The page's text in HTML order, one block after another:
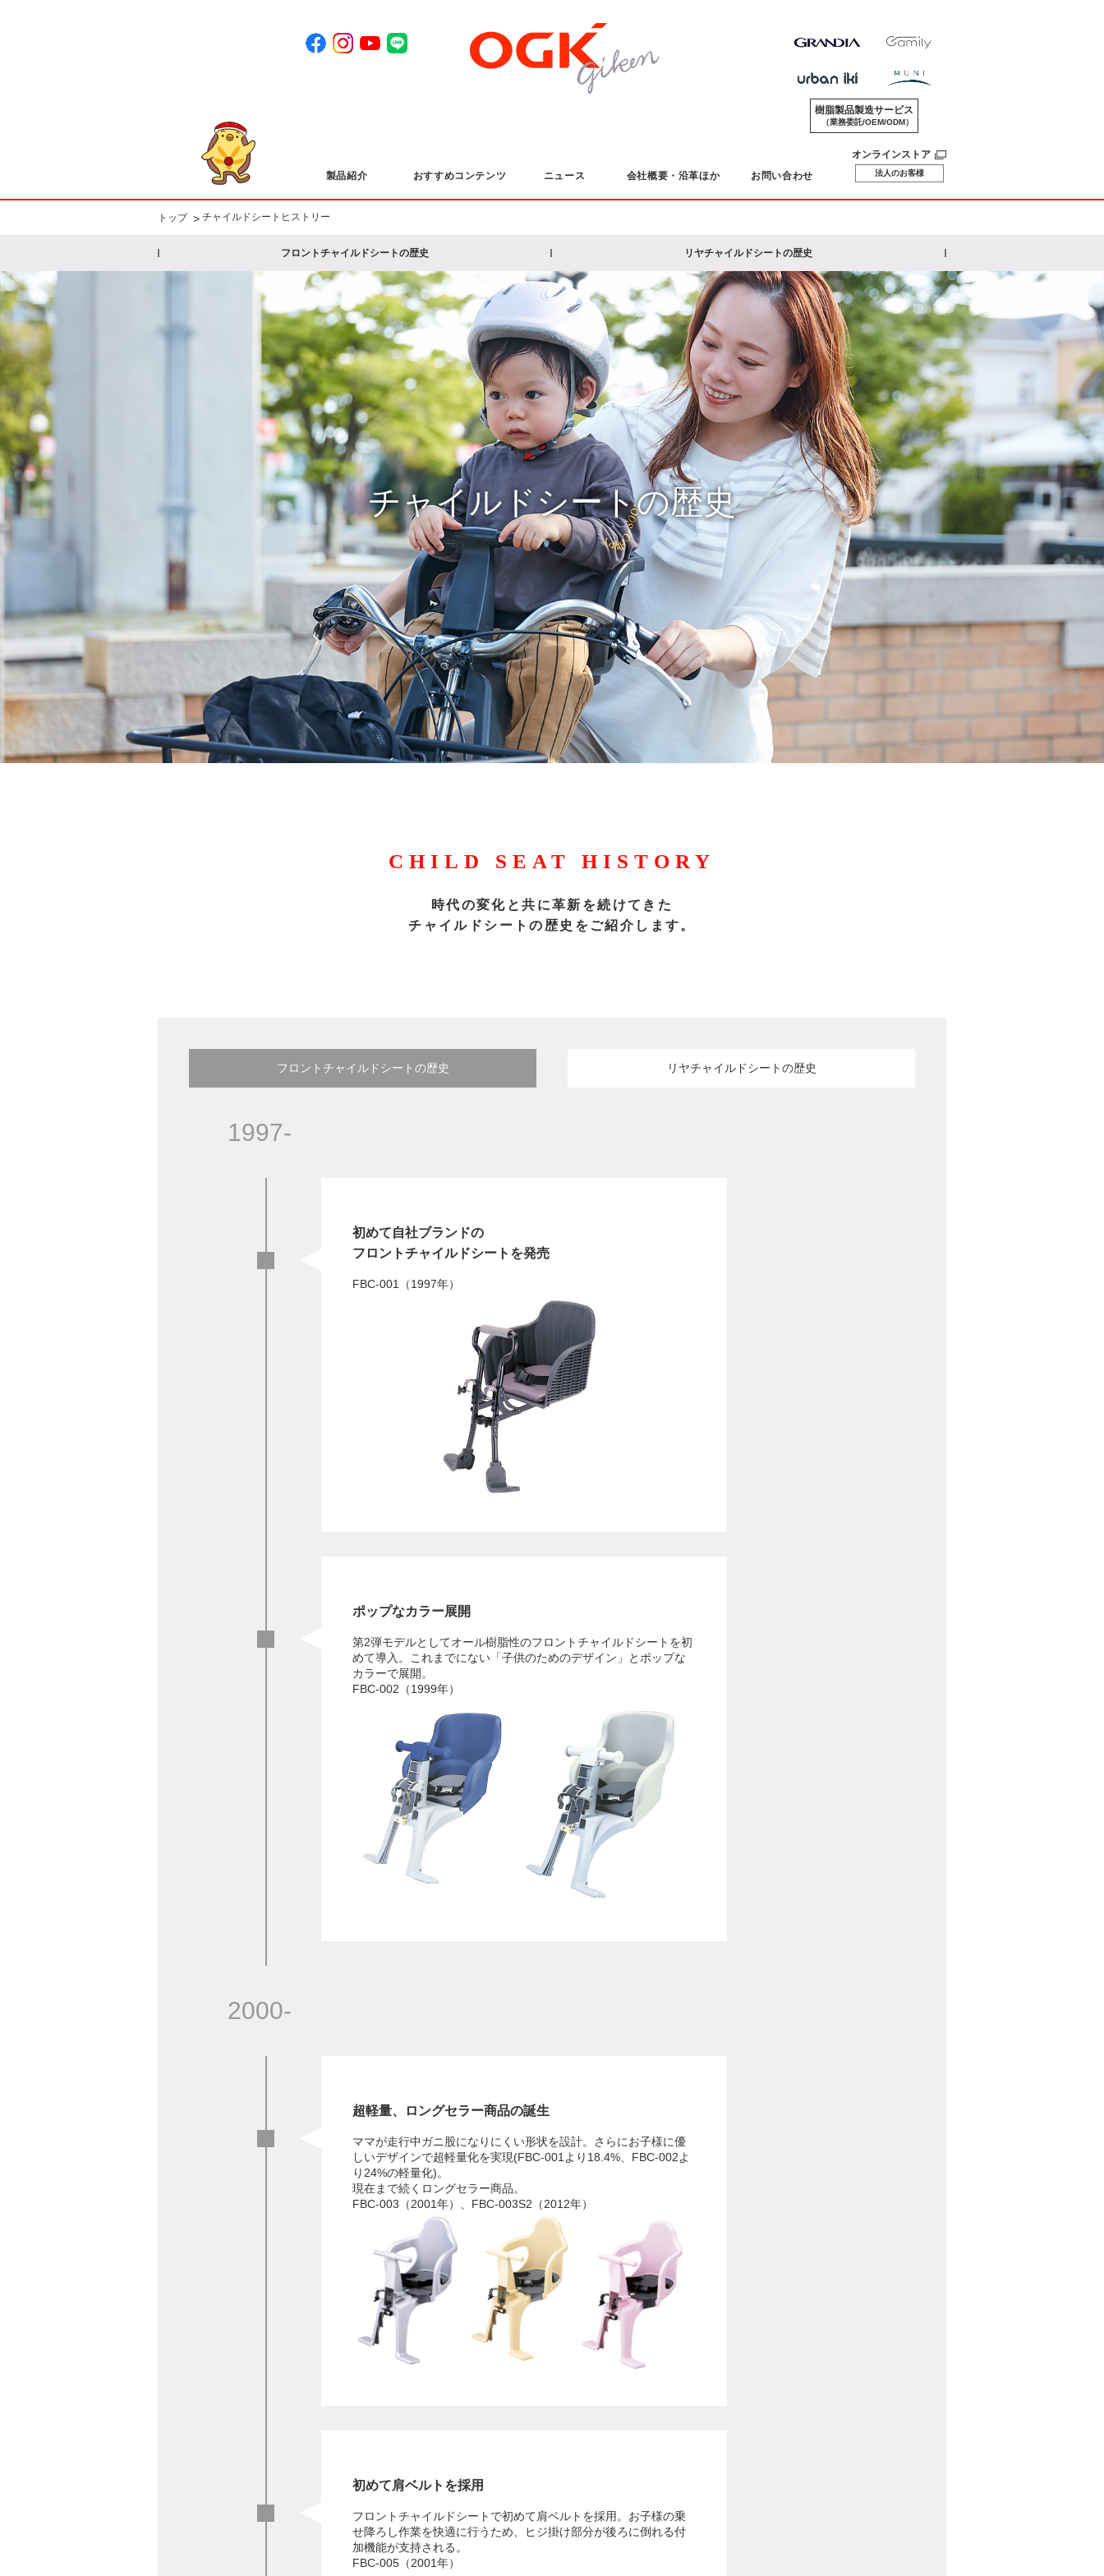
樹脂製品製造サービス
（業務委託/OEM/ODM）
製品紹介 おすすめコンテンツ ニュース 会社概要・沿革ほか お問い合わせ
オンラインストア
法人のお客様
トップ > チャイルドシートヒストリー
チャイルドシートの歴史
フロントチャイルドシートの歴史 リヤチャイルドシートの歴史
CHILD SEAT HISTORY
時代の変化と共に革新を続けてきた
チャイルドシートの歴史をご紹介します。
フロントチャイルドシートの歴史 リヤチャイルドシートの歴史
1997-
初めて自社ブランドの
フロントチャイルドシートを発売
FBC-001（1997年）
ポップなカラー展開
第2弾モデルとしてオール樹脂性のフロントチャイルドシートを初
めて導入。これまでにない「子供のためのデザイン」とポップな
カラーで展開。
FBC-002（1999年）
2000-
超軽量、ロングセラー商品の誕生
ママが走行中ガニ股になりにくい形状を設計。さらにお子様に優
しいデザインで超軽量化を実現(FBC-001より18.4%、FBC-002よ
り24%の軽量化)。
現在まで続くロングセラー商品。
FBC-003（2001年）、FBC-003S2（2012年）
初めて肩ベルトを採用
フロントチャイルドシートで初めて肩ベルトを採用。お子様の乗
せ降ろし作業を快適に行うため、ヒジ掛け部分が後ろに倒れる付
加機能が支持される。
FBC-005（2001年）